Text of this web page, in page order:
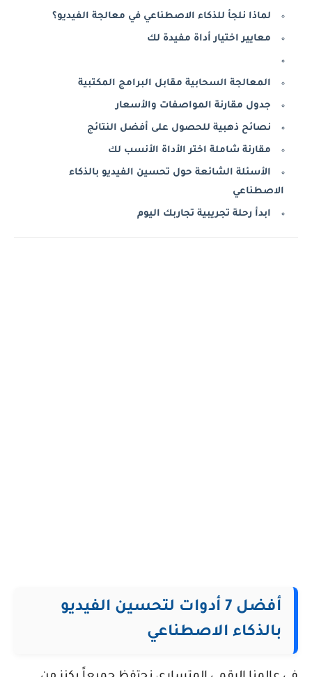
لماذا نلجأ للذكاء الاصطناعي في معالجة الفيديو؟
معايير اختيار أداة مفيدة لك
المعالجة السحابية مقابل البرامج المكتبية
جدول مقارنة المواصفات والأسعار
نصائح ذهبية للحصول على أفضل النتائج
مقارنة شاملة اختر الأداة الأنسب لك
الأسئلة الشائعة حول تحسين الفيديو بالذكاء
الاصطناعي
ابدأ رحلة تجريبية تجاربك اليوم
أفضل 7 أدوات لتحسين الفيديو
بالذكاء الاصطناعي